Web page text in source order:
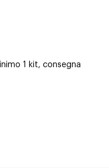
1 kit, consegna